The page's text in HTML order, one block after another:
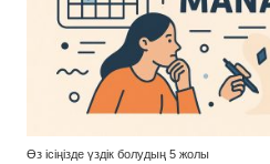
Өз ісіңізде үздік болудың 5 жолы